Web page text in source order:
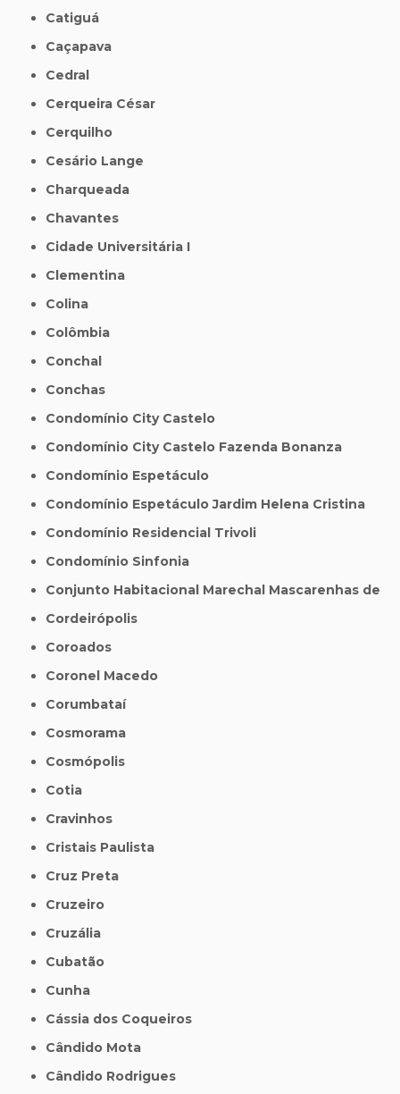
Catiguá
Caçapava
Cedral
Cerqueira César
Cerquilho
Cesário Lange
Charqueada
Chavantes
Cidade Universitária I
Clementina
Colina
Colômbia
Conchal
Conchas
Condomínio City Castelo
Condomínio City Castelo Fazenda Bonanza
Condomínio Espetáculo
Condomínio Espetáculo Jardim Helena Cristina
Condomínio Residencial Trivoli
Condomínio Sinfonia
Conjunto Habitacional Marechal Mascarenhas de
Cordeirópolis
Coroados
Coronel Macedo
Corumbataí
Cosmorama
Cosmópolis
Cotia
Cravinhos
Cristais Paulista
Cruz Preta
Cruzeiro
Cruzália
Cubatão
Cunha
Cássia dos Coqueiros
Cândido Mota
Cândido Rodrigues